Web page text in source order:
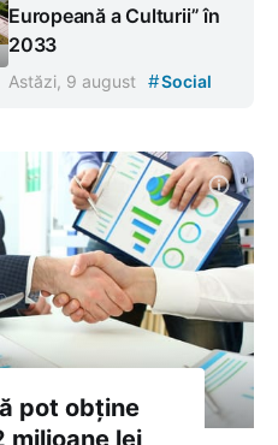
Europeană a Culturii” în
2033
Astăzi, 9 august #Social
pot obține
lei,